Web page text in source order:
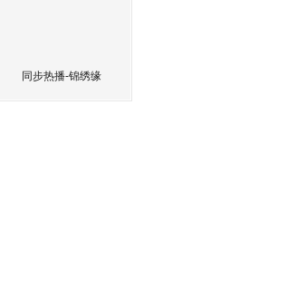
同步热播-锦绣缘